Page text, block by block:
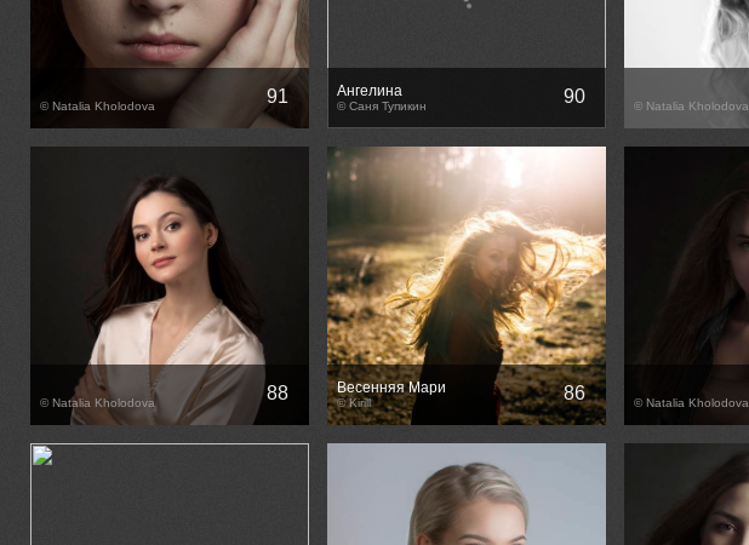
© Natalia Kholodova 91 Ангелина
© Саня Тупикин 90 © Natalia Kholodova
© Natalia Kholodova 88 Весенняя Мари
© Kirill 86 © Natalia Kholodova